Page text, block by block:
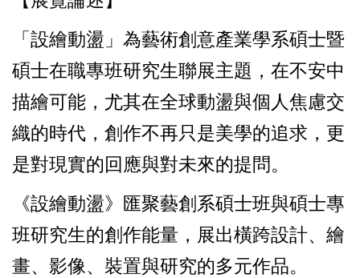
「設繪動盪」為藝術創意產業學系碩士暨
碩士在職專班研究生聯展主題，在不安中
描繪可能，尤其在全球動盪與個人焦慮交
織的時代，創作不再只是美學的追求，更
是對現實的回應與對未來的提問。
《設繪動盪》匯聚藝創系碩士班與碩士專
班研究生的創作能量，展出橫跨設計、繪
畫、影像、裝置與研究的多元作品。